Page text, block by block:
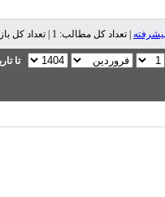
| تعداد کل مطالب: 1 | تعداد کل بازدید های مطالب: 4,797 |
تا